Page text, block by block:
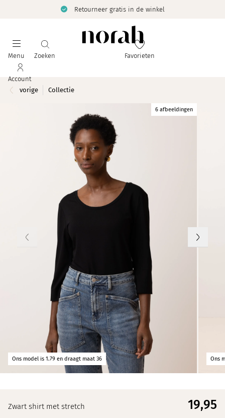
Retourneer gratis in de winkel
Menu Zoeken Favorieten
Account
vorige
Collectie
Ons model is 1.79 en draagt maat 36 Ons
6 afbeeldingen
Zwart shirt met stretch 19,95